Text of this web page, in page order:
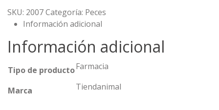
SKU: 2007Categoría: Peces
Información adicional
Información adicional
Tipo de productoFarmacia
Marca Tiendanimal